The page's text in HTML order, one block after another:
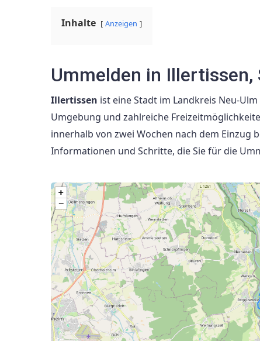
Inhalte Anzeigen
Ummelden in Illertissen,
Illertissen ist eine Stadt im Landkreis Neu-
Umgebung und zahlreiche
innerhalb von zwei Wochen nach dem
Informationen und Schritte, die Sie für die